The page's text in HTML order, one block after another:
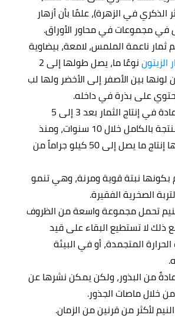
في الزهرة)، علمًا بأن أزهار
في مجموعات في محاور الأوراق.
ثمار ناعمة الملمس، لامعة، بيضاوية
الزيتون
نوعًا ما، يصل طولها إلى 2
لونها بين الأصفر إلى الأخضر ولها لب
على بذرة في داخله.
تبدأ شجرة النيم عادة في إنتاج الثمار بعد 3 إلى 5
سنوات، وتصبح منتجة بالكامل خلال 10 سنوات، ومنذ
ذلك الحين يمكنها إنتاج ما يصل إلى 50 كيلو جراماً من
بكونها نبتة قوية ومرنة، وهي تنمو
الصخرية الفقيرة.
تحمل مجموعة واسعة من الظروف
مع ذلك لا تستطيع البقاء على قيد
المتجمدة، أو في البيئة
عادةً من البذور، ولكن يمكن نشرها عن
خلال ماصات الجذور.
لأكثر من قرنين من الزمان.